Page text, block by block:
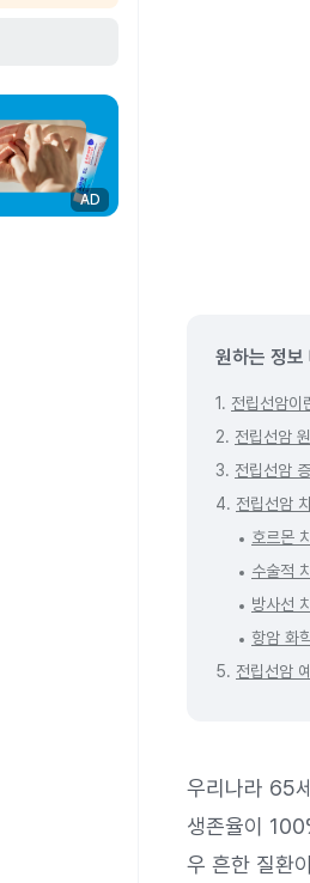
AD
원하는 정보
1. 전립선암이
2. 전립선암
3. 전립선암
4. 전립선암
호르몬
수술적
방사선
항암 화
5. 전립선암
우리나라 65
생존율이
우 흔한 질환